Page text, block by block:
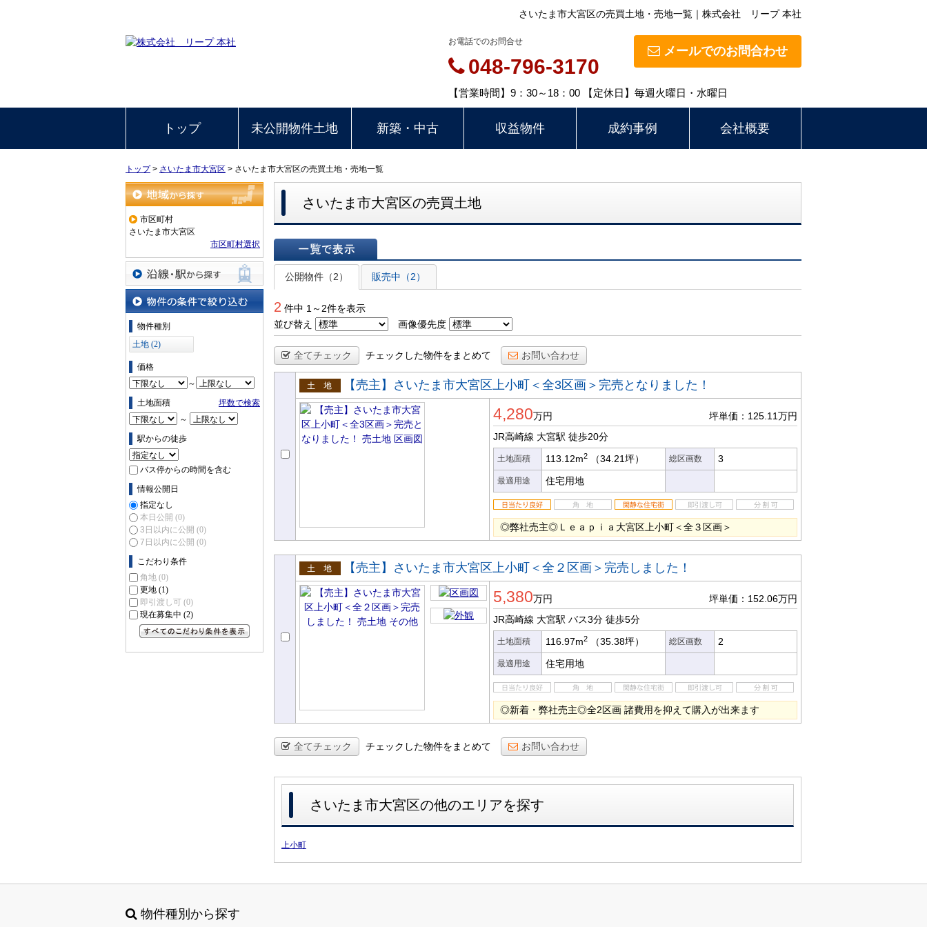
さいたま市大宮区の売買土地・売地一覧｜株式会社 リープ 本社
メールでのお問合わせ
お電話でのお問合せ
048-796-3170
【営業時間】9：30～18：00 【定休日】毎週火曜日・水曜日
トップ 未公開物件土地 新築・中古 収益物件 成約事例 会社概要
トップ> さいたま市大宮区 > さいたま市大宮区の売買土地・売地一覧
地域から探す
市区町村
さいたま市大宮区
市区町村選択
沿線・駅から探す
物件の条件で絞り込む
物件種別
土地 (2)
価格
～
土地面積
坪数で検索
～
駅からの徒歩
バス停からの時間を含む
情報公開日
指定なし
本日公開 (0)
3日以内に公開 (0)
7日以内に公開 (0)
こだわり条件
角地 (0)
更地 (1)
即引渡し可 (0)
現在募集中 (2)
さいたま市大宮区の売買土地
一覧で表示
公開物件（2）
販売中（2）
2 件中 1～2件を表示
並び替え
画像優先度
全てチェック チェックした物件をまとめて お問い合わせ
売土地
【売主】さいたま市大宮区上小町＜全3区画＞完売となりました！
4,280万円
坪単価：125.11万円
JR高崎線 大宮駅 徒歩20分
土地面積 113.12m2 （34.21坪） 総区画数 3
最適用途 住宅用地
◎弊社売主◎Ｌｅａｐｉａ大宮区上小町＜全３区画＞
売土地
【売主】さいたま市大宮区上小町＜全２区画＞完売しました！
5,380万円
坪単価：152.06万円
JR高崎線 大宮駅 バス3分 徒歩5分
土地面積 116.97m2 （35.38坪） 総区画数 2
最適用途 住宅用地
◎新着・弊社売主◎全2区画 諸費用を抑えて購入が出来ます
全てチェック チェックした物件をまとめて お問い合わせ
さいたま市大宮区の他のエリアを探す
上小町
物件種別から探す